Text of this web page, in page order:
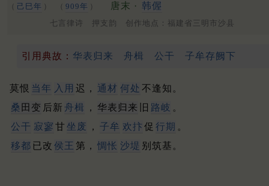
（ 己巳年 ） （ 909年 ） 唐末 · 韩偓
七言律诗 押支韵 创作地点：福建省三明市沙县
引用典故： 华表归来 舟楫 公干 子牟存阙下
莫恨 当年 入用 迟， 通材 何处 不逢知。
桑 田变 后新 舟楫 ， 华表归来 旧 路岐 。
公干 寂寥 甘 坐废 ， 子牟 欢抃 促 行期 。
移都 已改 侯王 第， 惆怅 沙堤 别筑基。